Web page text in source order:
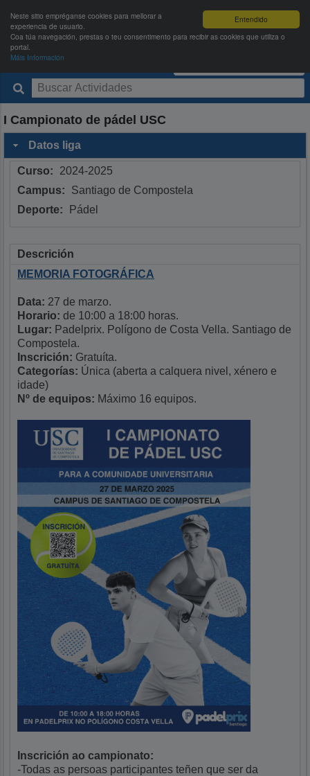
Entendido
Neste sitio empréganse cookies para mellorar a
experiencia de usuario.
Coa túa navegación, prestas o teu consentimento para recibir as cookies que utiliza o
portal.
Máis InformaciónDeportes USC
I Campionato de pádel USC
Datos liga
Curso:
2024-2025
Campus:
Santiago de Compostela
Deporte:
Pádel
Descrición
ME MORIA FOTOGRÁFICA
Data: 27 de marzo.
Horario: de 10:00 a 18:00 horas.
Lugar: Padelprix. Polígono de Costa Vella. Santiago de
Compostela.
Inscrición: Gratuíta.
Categorías: Única (aberta a calquera nivel, xénero e
idade)
Nº de equipos: Máximo 16 equipos.
Inscrición ao campionato:
-Todas as persoas participantes teñen que ser da